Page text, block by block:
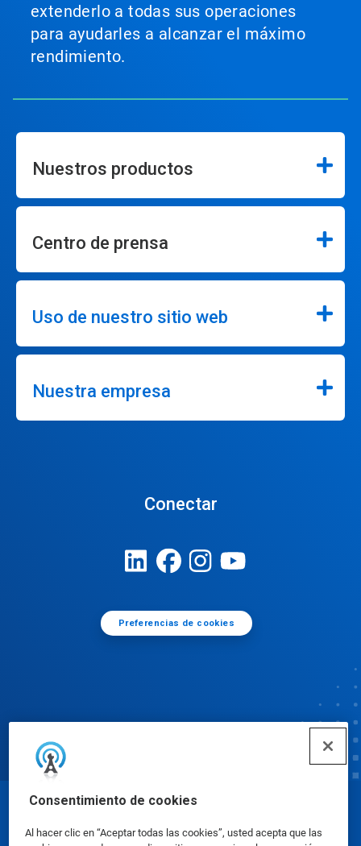
Consentimiento de cookies
Al hacer clic en “Aceptar todas las cookies”, usted acepta que las
extenderlo a todas sus operaciones
para ayudarles a alcanzar el máximo
rendimiento.
Nuestros productos
Centro de prensa
Uso de nuestro sitio web
Nuestra empresa
Conectar
Preferencias de cookies